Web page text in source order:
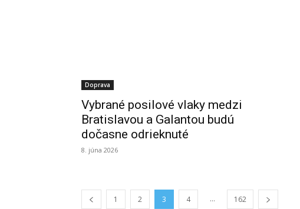
Doprava
Vybrané posilové vlaky medzi
Bratislavou a Galantou budú
dočasne odrieknuté
8. júna 2026
1 2 3 4 ... 162